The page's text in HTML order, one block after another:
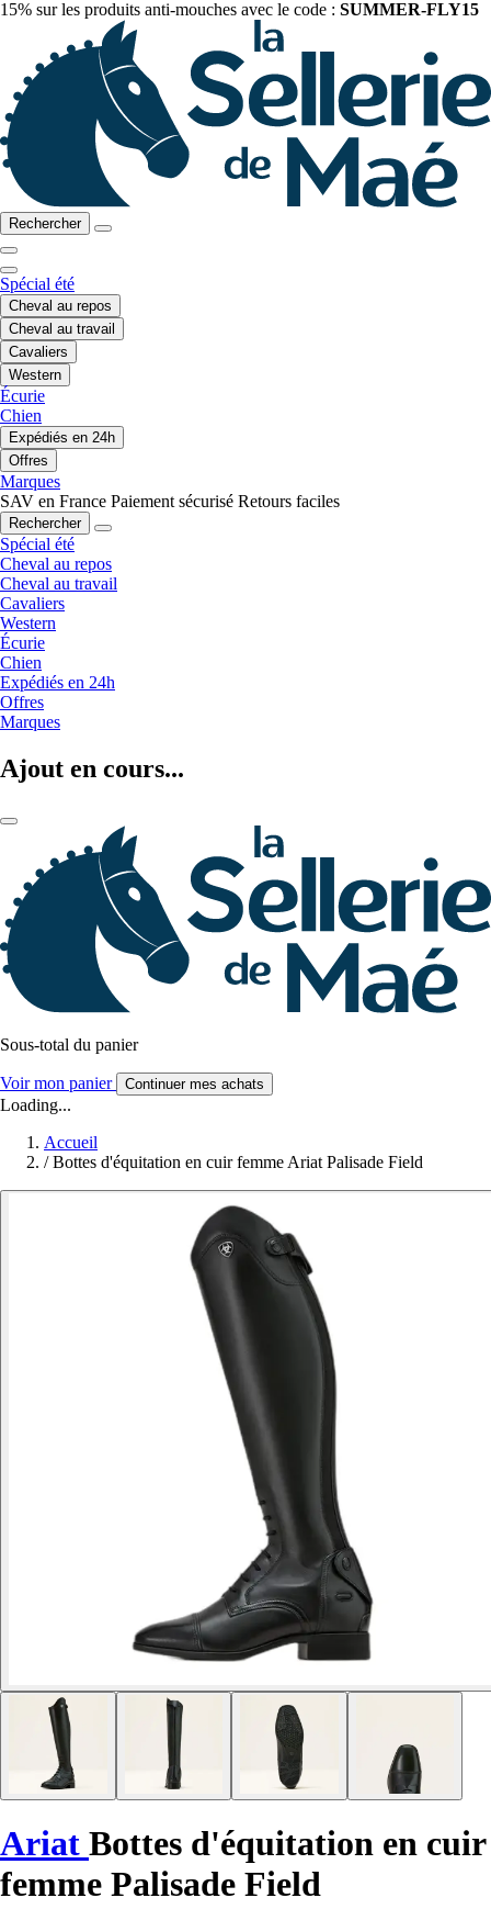
15% sur les produits anti-mouches avec le code : SUMMER-FLY15
Rechercher
Spécial été
Cheval au repos
Cheval au travail
Cavaliers
Western
Écurie
Chien
Expédiés en 24h
Offres
Marques
SAV en France Paiement sécurisé Retours faciles
Rechercher
Spécial été
Cheval au repos
Cheval au travail
Cavaliers
Western
Écurie
Chien
Expédiés en 24h
Offres
Marques
Ajout en cours...
Sous-total du panier
Voir mon panier Continuer mes achats
Loading...
Accueil
/ Bottes d'équitation en cuir femme Ariat Palisade Field
Ariat Bottes d'équitation en cuir
femme Palisade Field